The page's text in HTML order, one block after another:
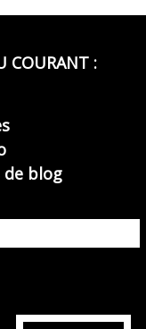
COURANT :
de blog